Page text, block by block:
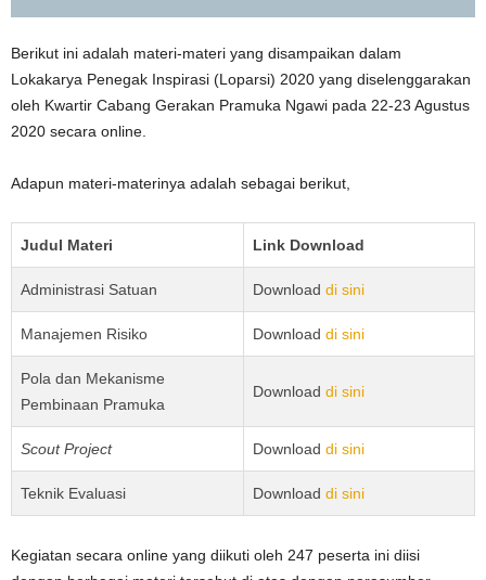
Berikut ini adalah materi-materi yang disampaikan dalam
Lokakarya Penegak Inspirasi (Loparsi) 2020 yang diselenggarakan
oleh Kwartir Cabang Gerakan Pramuka Ngawi pada 22-23 Agustus
2020 secara online.
Adapun materi-materinya adalah sebagai berikut,
Judul Materi Link Download
Administrasi Satuan Download di sini
Manajemen Risiko Download di sini
Pola dan Mekanisme
Pembinaan Pramuka
Download di sini
Scout Project Download di sini
Teknik Evaluasi Download di sini
Kegiatan secara online yang diikuti oleh 247 peserta ini diisi